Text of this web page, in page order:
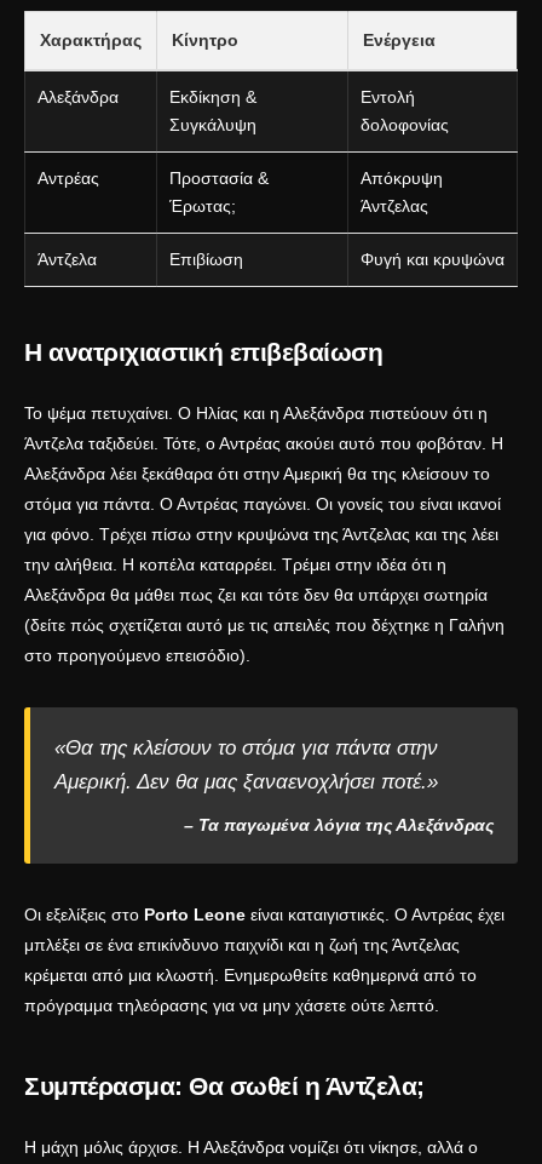
Χαρακτήρας Κίνητρο Ενέργεια
Αλεξάνδρα
Εκδίκηση &
Συγκάλυψη
Εντολή
δολοφονίας
Αντρέας
Προστασία &
Έρωτας;
Απόκρυψη
Άντζελας
Άντζελα Επιβίωση Φυγή και κρυψώνα
Η ανατριχιαστική επιβεβαίωση
Το ψέμα πετυχαίνει. Ο Ηλίας και η Αλεξάνδρα πιστεύουν ότι η
Άντζελα ταξιδεύει. Τότε, ο Αντρέας ακούει αυτό που φοβόταν. Η
Αλεξάνδρα λέει ξεκάθαρα ότι στην Αμερική θα της κλείσουν το
στόμα για πάντα. Ο Αντρέας παγώνει. Οι γονείς του είναι ικανοί
για φόνο. Τρέχει πίσω στην κρυψώνα της Άντζελας και της λέει
την αλήθεια. Η κοπέλα καταρρέει. Τρέμει στην ιδέα ότι η
Αλεξάνδρα θα μάθει πως ζει και τότε δεν θα υπάρχει σωτηρία
(δείτε πώς σχετίζεται αυτό με τις απειλές που δέχτηκε η Γαλήνη
στο προηγούμενο επεισόδιο).
«Θα της κλείσουν το στόμα για πάντα στην
Αμερική. Δεν θα μας ξαναενοχλήσει ποτέ.»
– Τα παγωμένα λόγια της Αλεξάνδρας
Οι εξελίξεις στο Porto Leone είναι καταιγιστικές. Ο Αντρέας έχει
μπλέξει σε ένα επικίνδυνο παιχνίδι και η ζωή της Άντζελας
κρέμεται από μια κλωστή. Ενημερωθείτε καθημερινά από το
πρόγραμμα τηλεόρασης για να μην χάσετε ούτε λεπτό.
Συμπέρασμα: Θα σωθεί η Άντζελα;
Η μάχη μόλις άρχισε. Η Αλεξάνδρα νομίζει ότι νίκησε, αλλά ο